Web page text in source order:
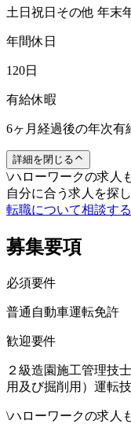
土日祝日その他 年末
年間休日
120日
有給休暇
6ヶ月経過後の年次
詳細を閉じる
\ハローワークの求人
自分に合う求人を探
転職について相談する
募集要項
必須要件
普通自動車運転免
歓迎要件
２級造園施工管理技
用及び掘削用）運転
\ハローワークの求人